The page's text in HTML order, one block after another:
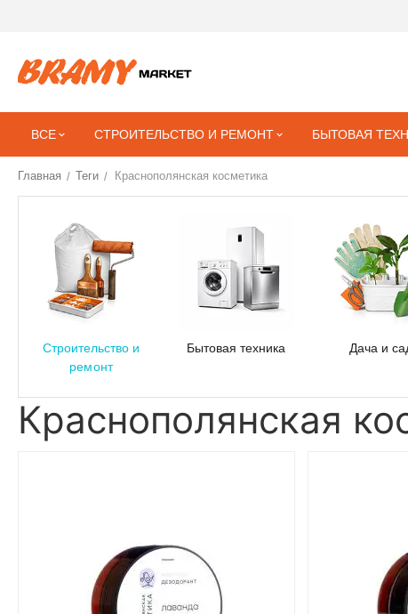
ВСЕ СТРОИТЕЛЬСТВО И РЕМОНТ БЫТОВАЯ
Главная / Теги / Краснополянская косметика
Строительство и
ремонт
Бытовая техника Дача и
Краснополянская